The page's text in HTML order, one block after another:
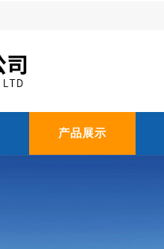
产品展示